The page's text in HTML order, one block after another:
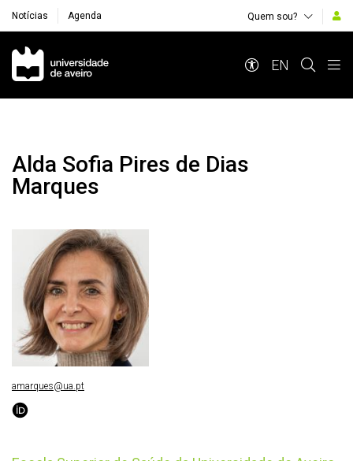
Notícias Agenda Quem sou?
Navegação Principal
EN
Alda Sofia Pires de Dias
Marques
amarques@ua.pt